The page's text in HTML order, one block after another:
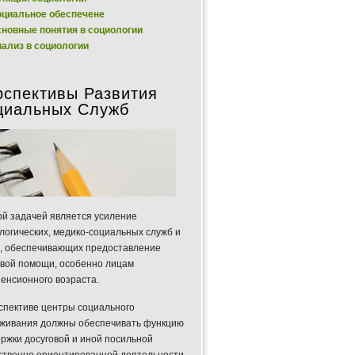
обеспечене
понятия в социологии
в социологии
Развития
Служб
задачей является усиление
медико-социальных служб и
обеспечивающих предоставление
помощи, особенно лицам
возраста.
центры социального
должны обеспечивать функцию
досуговой и иной посильной